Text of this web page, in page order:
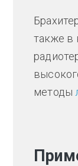
также в
методы